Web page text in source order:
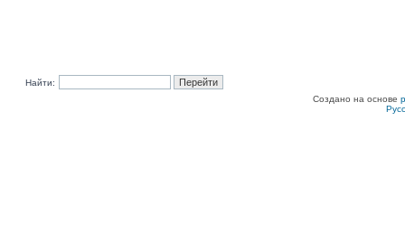
Найти:
Создано на основе